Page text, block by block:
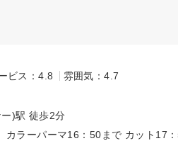
ビス：4.8
雰囲気：4.7
)駅 徒歩2分
ラーパーマ16：50まで カット17：